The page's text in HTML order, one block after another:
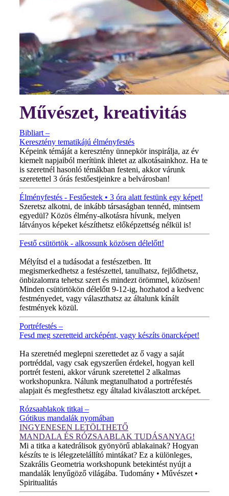
Művészet, kreativitás
Bibliart –
Keresztény tematikájú élményfestés
Képeink témáját a keresztény ünnepkör inspirálja, az év
kiemelt napjaiból merítünk ihletet az alkotásainkhoz. Ha te
is szeretnél hasonló témákban festeni, akkor várunk
szeretettel 3 órás festőestjeinkre a belvárosban!
Élményfestés - Festőestek • 3 óra alatt festünk egy képet!
Szeretsz alkotni, de inkább társaságban tennéd, mintsem
egyedül? Közös élmény-alkotásra hívunk, melyen
látványos képeket készíthetsz előképzettség nélkül is!
Festő csütörtök - alkossunk közösen délelőtt!
Mélyítsd el a tudásodat a festészetben. Itt
megismerkedhetsz a festészettel, tanulhatsz, fejlődhetsz,
önbizalomra tehetsz szert és mindezt örömmel, közösen!
Minden csütörtökön délelőtt 9-12-ig, hozhatod a kedvenc
festményedet, vagy választhatsz az általunk kínált
festmények közül.
Portréfestés –
Fesd meg szeretteid arcképént, vagy készíts önarcképet!
Ha szeretnéd meglepni szerettedet az ő vagy a saját
portréddal, vagy csak egyszerűen érdekel, hogyan kell
portrét festeni, akkor várunk szeretettel 2 alkalmas
workshopunkra. Nálunk megtanulhatod a portréfestés
alapjait és megfesthetsz egy általad kiválasztott arcképet.
Rózsaablakok titkai –
Gótikus mandalák nyomában
INGYENESEN LETÖLTHETŐ
MANDALA ÉS RÓZSAABLAK TUDÁSANYAG!
Mi a titka a katedrálisok gyönyörű ablakainak? Hogyan
készíts te is lélegzetelállító mintákat? Ez a különleges,
Szakrális Geometria workshopunk betekintést nyújt a
mandalák lenyűgöző világába. Tudomány • Művészet •
Spiritualitás